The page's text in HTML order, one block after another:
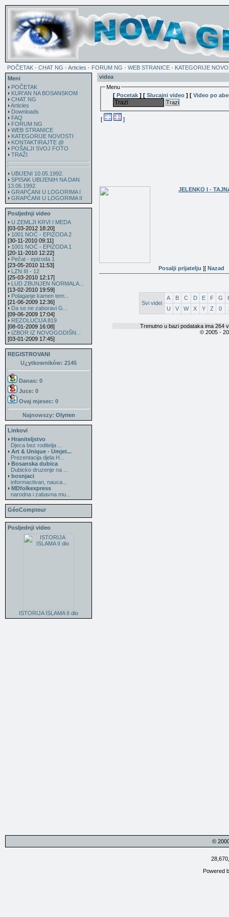
POČETAK · CHAT NG · Articles · FORUM NG · WEB STRANICE · KATEGORIJE
Meni
POČETAK
KUR'AN NA BOSANSKOM
CHAT NG
Articles
Downloads
FAQ
FORUM NG
WEB STRANICE
KATEGORIJE NOVOSTI
KONTAKTIRAJTE @
POŠALJI SVOJ FOTO
TRAŽI
UBIJENI 10.05.1992.
SPISAK UBIJENIH NA DAN
13.06.1992.
GRAPĆANI U LOGORIMA I
GRAPĆANI U LOGORIMA II
Posljednji video
U ZEMLJI KRVI I MEDA
[03-03-2012 18:20]
1001 NOĆ - EPIZODA 2
[30-11-2010 09:11]
1001 NOĆ - EPIZODA 1
[20-11-2010 12:22]
Pečat - epizoda 1
[23-05-2010 11:53]
LZN III - 12
[25-03-2010 12:17]
LUD ZBUNJEN NORMALA...
[13-02-2010 19:59]
Polaganje kamen tem...
[21-06-2009 12:36]
Da se ne zaboravi G...
[09-06-2009 17:04]
REZOLUCIJA 819
[08-01-2009 16:08]
IZBOR IZ NOVOGODIŠN...
[03-01-2009 17:45]
REGISTROVANI
U¿ytkowników: 2145
Danas: 0
Juce: 0
Ovaj mjesec: 0
Najnowszy: Olyrien
Linkovi
Hraniteljstvo
Djeca bez roditelja ...
Art & Unique - Umjet...
Prezentacija djela H...
Bosanska dubica
Dubicko druzenje na ...
bosnjaci
informactivan, nauca...
MDfolkexpress
narodna i zabavna mu...
GéoCompteur
Posljednji video
ISTORIJA ISLAMA II dio
videa
Menu
[ Pocetak] [ Slucajni video] [ Video po
Trazi
[ ]
JELENKO I -
Posalji prijatelju ][ Nazad
Svi videi
A B C D E F G
U
V W X Y Z 0
Trenutno u bazi podataka ima 264
© 2005 -
©
Powered